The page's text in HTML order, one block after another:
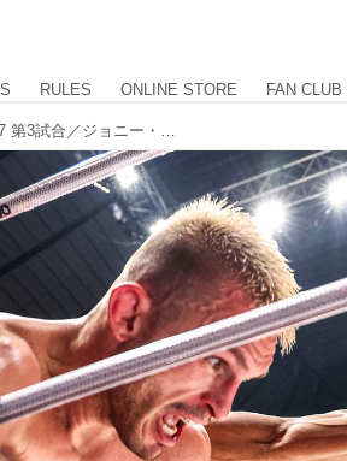
RULES ONLINE STORE FAN CLUB